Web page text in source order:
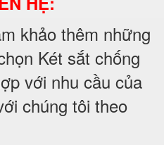
khảo thêm những
Két sắt chống
với nhu cầu của
chúng tôi theo